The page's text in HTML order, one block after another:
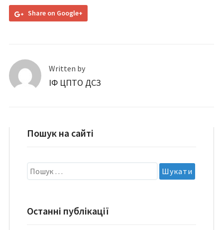
Share on Google+
Written by
ІФ ЦПТО ДСЗ
Пошук на сайті
Останні публікації